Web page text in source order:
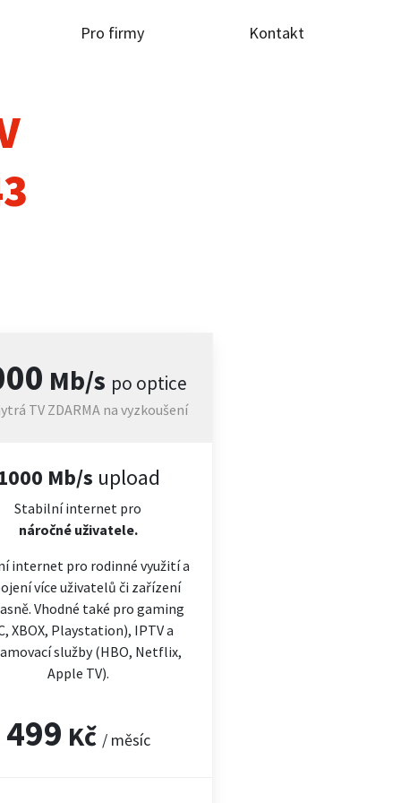
Pro firmy Kontakt
Mb/s po optice
TV ZDARMA na vyzkoušení
Mb/s upload
Stabilní internet pro
náročnéuživatele.
internet pro rodinné využití a
více uživatelů či zařízení
Vhodné také pro gaming
XBOX, Playstation), IPTV a
služby (HBO, Netflix,
Apple TV).
499 Kč / měsíc